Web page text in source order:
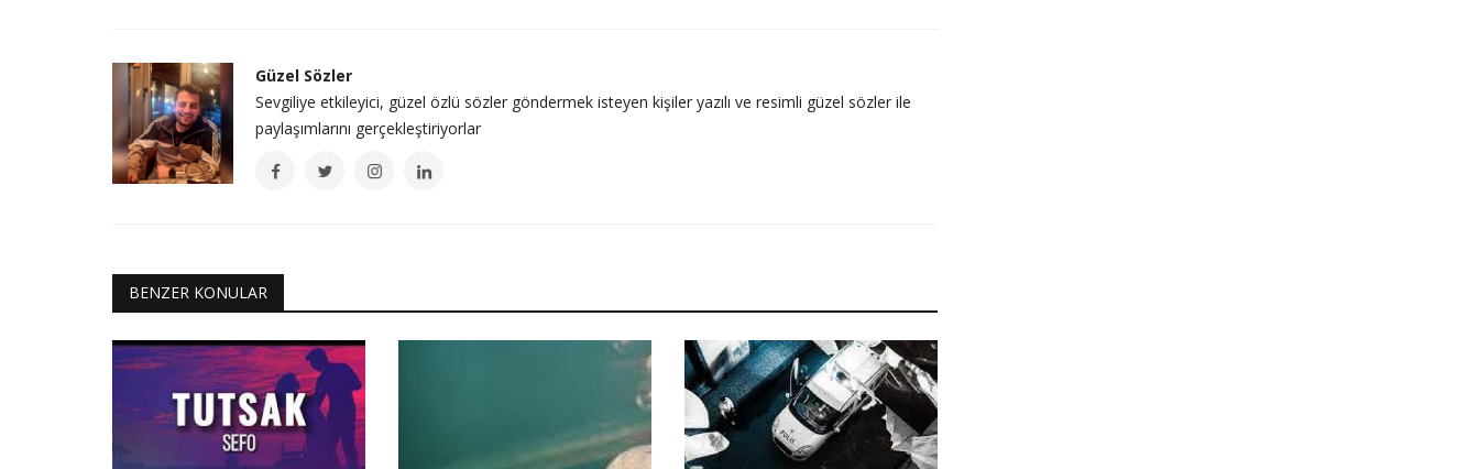
Güzel Sözler
Sevgiliye etkileyici, güzel özlü sözler göndermek isteyen kişiler yazılı ve resimli güzel sözler ile
paylaşımlarını gerçekleştiriyorlar
BENZER KONULAR